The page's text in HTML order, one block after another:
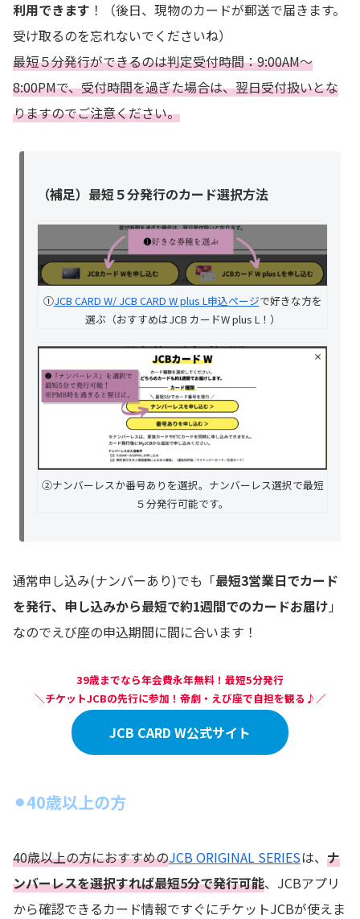
利用できます ！（後日、現物のカードが郵送で届きます。
受け取るのを忘れないでくださいね）
最短５分発行ができるのは判定受付時間：9:00AM～
8:00PMで、受付時間を過ぎた場合は、翌日受付扱いとな
りますのでご注意ください。
（補足）最短５分発行のカード選択方法
①JCB CARD W/ JCB CARD W plus L申込ページで好きな方を
選ぶ（おすすめはJCB カードW plus L！）
②ナンバーレスか番号ありを選択。ナンバーレス選択で最短
５分発行可能です。
通常申し込み(ナンバーあり)でも「最短3営業日でカード
を発行、申し込みから最短で約1週間でのカードお届け 」
なのでえび座の申込期間に間に合います！
39歳までなら年会費永年無料！最短5分発行
＼チケットJCBの先行に参加！帝劇・えび座で自担を観る♪／
JCB CARD W公式サイト
⚫︎40歳以上の方
40歳以上の方におすすめのJCB ORIGINAL SERIESは、 ナ
ンバーレスを選択すれば最短5分で発行可能、JCBアプリ
から確認できるカード情報ですぐにチケットJCBが使えま